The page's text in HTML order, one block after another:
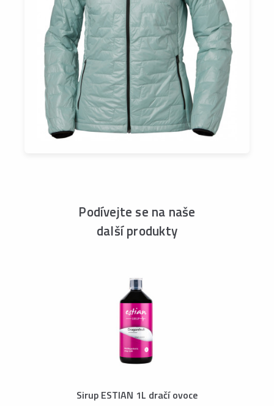
Podívejte se na naše
další produkty
Sirup ESTIAN 1L dračí ovoce